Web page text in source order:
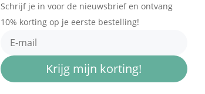
Schrijf je in voor de nieuwsbrief en ontvang
10% korting op je eerste bestelling!
Krijg mijn korting!